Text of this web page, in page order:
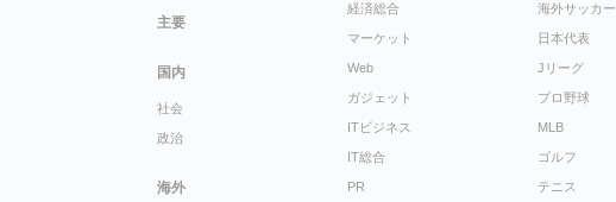
主要
国内
社会
政治
海外
経済総合
マーケット
Web
ガジェット
ITビジネス
IT総合
PR
海外サッカー
日本代表
Jリーグ
プロ野球
MLB
ゴルフ
テニス